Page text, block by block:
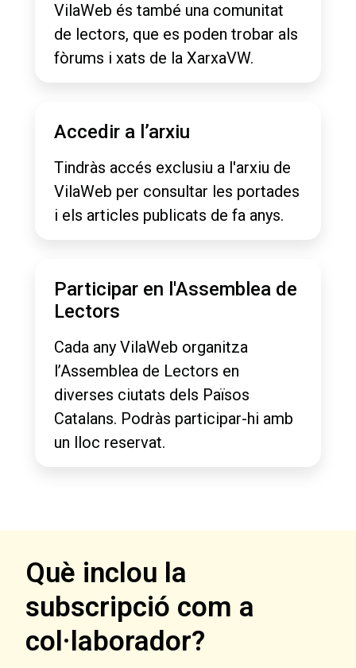
VilaWeb és també una comunitat
de lectors, que es poden trobar als
fòrums i xats de la XarxaVW.
Accedir a l’arxiu
Tindràs accés exclusiu a l'arxiu de
VilaWeb per consultar les portades
i els articles publicats de fa anys.
Participar en l'Assemblea de
Lectors
Cada any VilaWeb organitza
l’Assemblea de Lectors en
diverses ciutats dels Països
Catalans. Podràs participar-hi amb
un lloc reservat.
Què inclou la
subscripció com a
col·laborador?